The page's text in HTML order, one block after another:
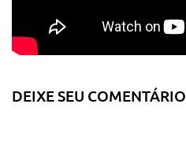
DEIXE SEU COMENTÁRIO